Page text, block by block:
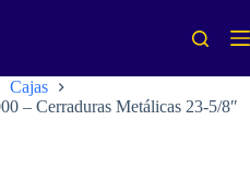
Cajas
– Cerraduras Metálicas 23-5/8″